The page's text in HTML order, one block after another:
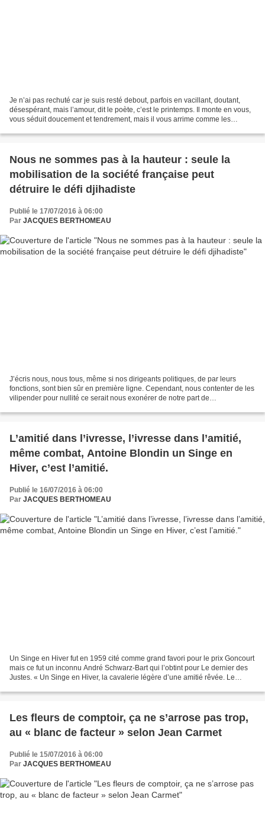
Je n’ai pas rechuté car je suis resté debout, parfois en vacillant, doutant,
désespérant, mais l’amour, dit le poète, c’est le printemps. Il monte en vous,
vous séduit doucement et tendrement, mais il vous arrime comme les
Nous ne sommes pas à la hauteur : seule la
mobilisation de la société française peut
détruire le défi djihadiste
Publié le 17/07/2016 à 06:00
Par JACQUES BERTHOMEAU
J’écris nous, nous tous, même si nos dirigeants politiques, de par leurs
fonctions, sont bien sûr en première ligne. Cependant, nous contenter de les
vilipender pour nullité ce serait nous exonérer de notre part de
L’amitié dans l’ivresse, l’ivresse dans l’amitié,
même combat, Antoine Blondin un Singe en
Hiver, c’est l’amitié.
Publié le 16/07/2016 à 06:00
Par JACQUES BERTHOMEAU
Un Singe en Hiver fut en 1959 cité comme grand favori pour le prix Goncourt
mais ce fut un inconnu André Schwarz-Bart qui l’obtint pour Le dernier des
Justes. « Un Singe en Hiver, la cavalerie légère d’une amitié rêvée. Le
Les fleurs de comptoir, ça ne s’arrose pas trop,
au « blanc de facteur » selon Jean Carmet
Publié le 15/07/2016 à 06:00
Par JACQUES BERTHOMEAU